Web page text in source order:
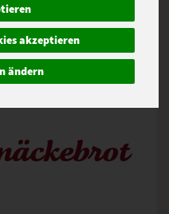
akzeptieren
ändern